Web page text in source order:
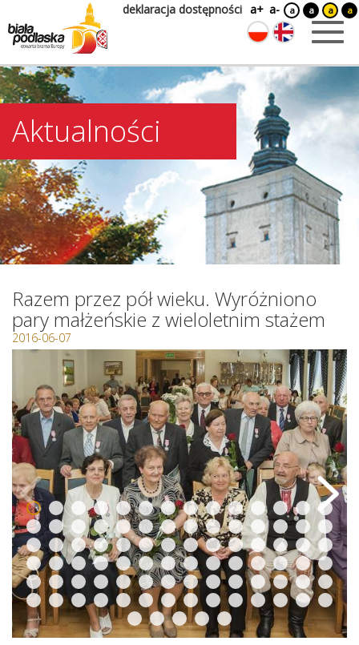
deklaracja dostępności a+ a- a a a a
Aktualności
Razem przez pół wieku. Wyróżniono
pary małżeńskie z wieloletnim stażem
2016-06-07